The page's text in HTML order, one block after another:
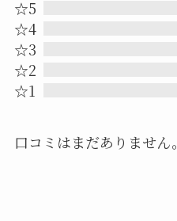
☆5
☆4
☆3
☆2
☆1
口コミはまだありません。